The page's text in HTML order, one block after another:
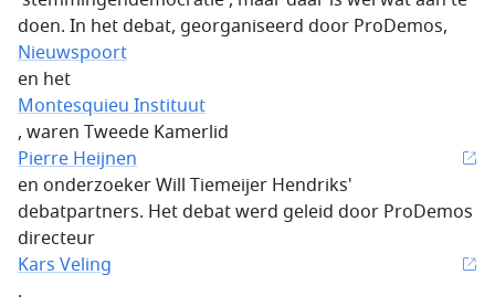
doen. In het debat, georganiseerd door ProDemos,
Nieuwspoort
en het
Montesquieu Instituut
, waren Tweede Kamerlid
Pierre Heijnen
en onderzoeker Will Tiemeijer Hendriks'
debatpartners. Het debat werd geleid door ProDemos
directeur
Kars Veling
.